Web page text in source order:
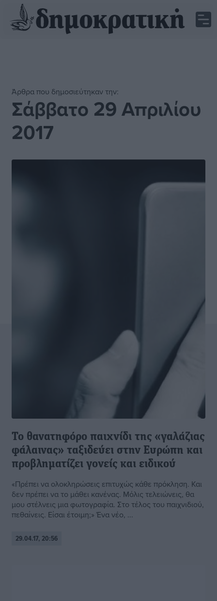
Άρθρα που δημοσιεύτηκαν την:
Σάββατο 29 Απριλίου
2017
Το θανατηφόρο παιχνίδι της «γαλάζιας
φάλαινας» ταξιδεύει στην Ευρώπη και
προβληματίζει γονείς και ειδικού
«Πρέπει να ολοκληρώσεις επιτυχώς κάθε πρόκληση. Και
δεν πρέπει να το μάθει κανένας. Μόλις τελειώνεις, θα
μου στέλνεις μια φωτογραφία. Στο τέλος του παιχνιδιού,
πεθαίνεις. Είσαι έτοιμη;» Ένα νέο, ...
29.04.17, 20:56